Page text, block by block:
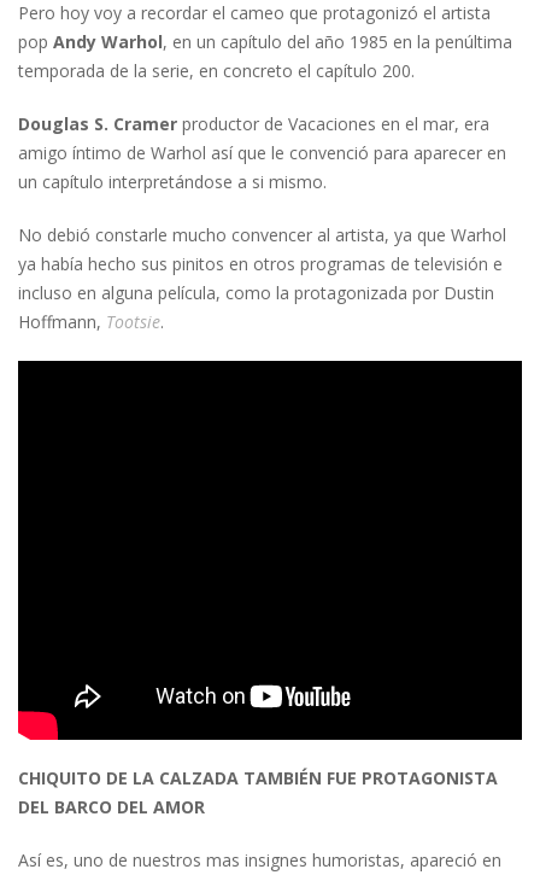
Pero hoy voy a recordar el cameo que protagonizó el artista
pop Andy Warhol, en un capítulo del año 1985 en la penúltima
temporada de la serie, en concreto el capítulo 200.
Douglas S. Cramer productor de Vacaciones en el mar, era
amigo íntimo de Warhol así que le convenció para aparecer en
un capítulo interpretándose a si mismo.
No debió constarle mucho convencer al artista, ya que Warhol
ya había hecho sus pinitos en otros programas de televisión e
incluso en alguna película, como la protagonizada por Dustin
Hoffmann, Tootsie.
CHIQUITO DE LA CALZADA TAMBIÉN FUE PROTAGONISTA
DEL BARCO DEL AMOR
Así es, uno de nuestros mas insignes humoristas, apareció en